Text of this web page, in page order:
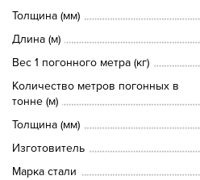
Толщина (мм)
Длина (м)
Вес 1 погонного метра (кг)
Количество метров погонных в
тонне (м)
Толщина (мм)
Изготовитель
Марка стали